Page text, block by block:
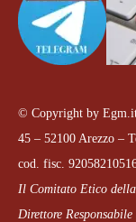
© Copyright by
45 – 52100 Arezzo –
cod. fisc.
Il Comitato Etico
Direttore Responsabile